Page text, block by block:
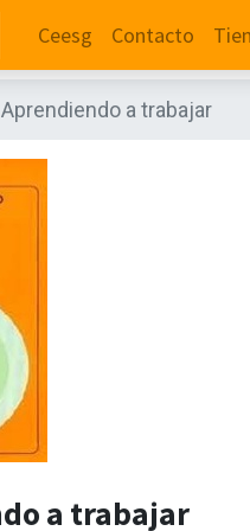
Ceesg Contacto
Aprendiendo a trabajar
a trabajar